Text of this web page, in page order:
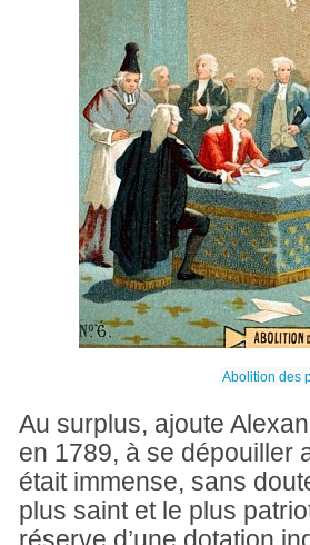
Abolition des
Au surplus, ajoute
en 1789, à se dépouiller
était immense, sans
plus saint et le plus